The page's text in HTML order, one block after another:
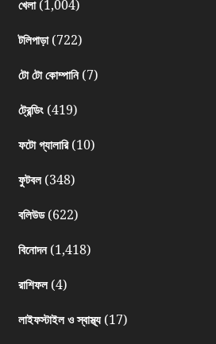
খেলা(1,004)
টলিপাড়া(722)
টো টো কোম্পানি(7)
ট্রেন্ডিং(419)
ফটো গ্যালারি(10)
ফুটবল(348)
বলিউড(622)
বিনোদন(1,418)
রাশিফল(4)
লাইফস্টাইল ও স্বাস্থ্য(17)